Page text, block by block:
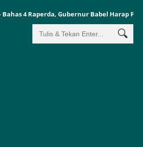
Bahas 4 Raperda, Gubernur Babel Harap